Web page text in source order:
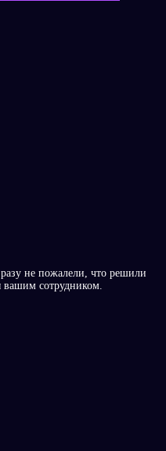
не пожалели, что решили
вашим сотрудником.